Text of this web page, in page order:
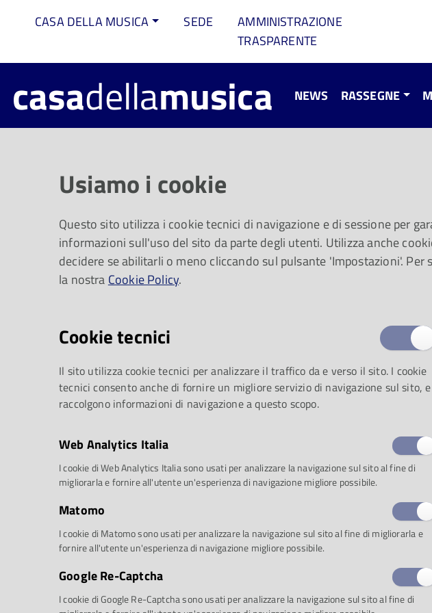
CASA DELLA MUSICA SEDE
AMMINISTRAZIONE
TRASPARENTE
casadellamusica NEWS RASSEGNE
Laurent Camatte per
Dopo il concerto di Ensemble Cairn che ha aperto il
Usiamo i cookie
Questo sito utilizza i cookie tecnici di navigazione e di sessione per
informazioni sull'uso del sito da parte degli utenti. Utilizza anche
decidere se abilitarli o meno cliccando sul pulsante 'Impostazioni'.
la nostra Cookie Policy.
Cookie tecnici
Il sito utilizza cookie tecnici per analizzare il traffico da e verso il sito. I cookie
tecnici consento anche di fornire un migliore servizio di navigazione sul sito, e
raccolgono informazioni di navigazione a questo scopo.
Web Analytics Italia
I cookie di Web Analytics Italia sono usati per analizzare la navigazione sul sito al fine di
migliorarla e fornire all'utente un'esperienza di navigazione migliore possibile.
Matomo
I cookie di Matomo sono usati per analizzare la navigazione sul sito al fine di migliorarla e
fornire all'utente un'esperienza di navigazione migliore possibile.
Google Re-Captcha
I cookie di Google Re-Captcha sono usati per analizzare la navigazione sul sito al fine di